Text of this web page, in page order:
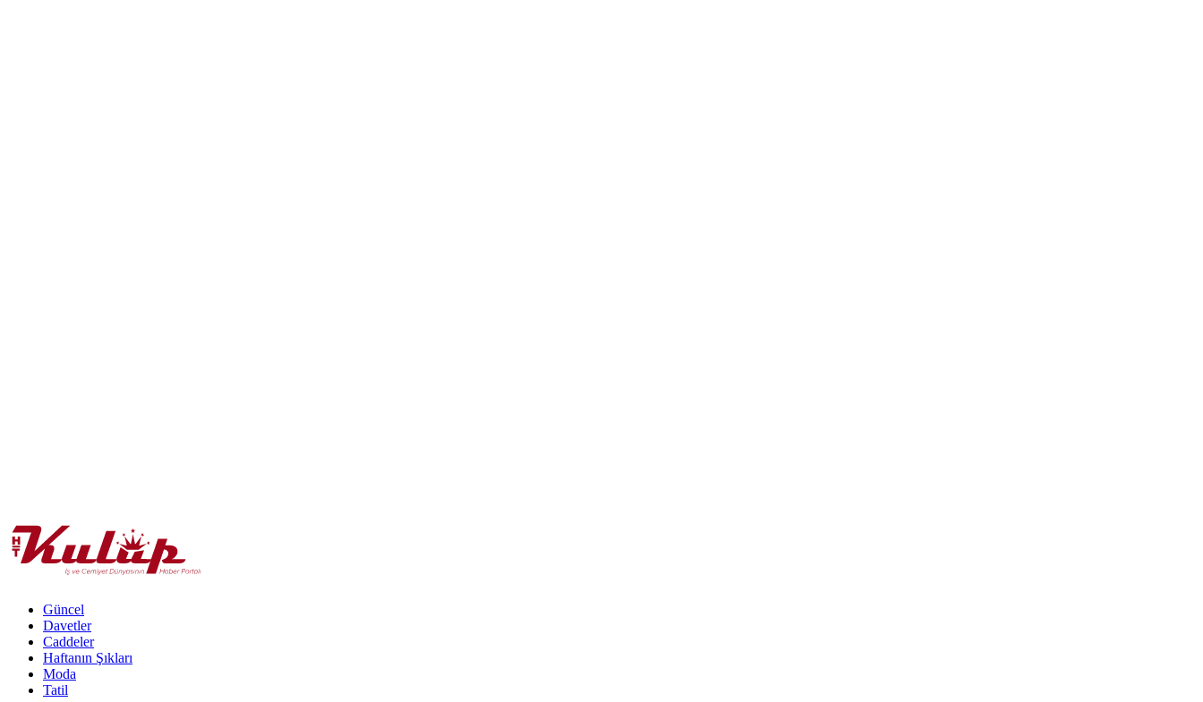
Güncel
Davetler
Caddeler
Haftanın Şıkları
Moda
Tatil